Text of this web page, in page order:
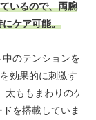
いるので、両腕
ケア可能。
のテンションを
効果的に刺激す
太ももまわりのケ
を搭載していま